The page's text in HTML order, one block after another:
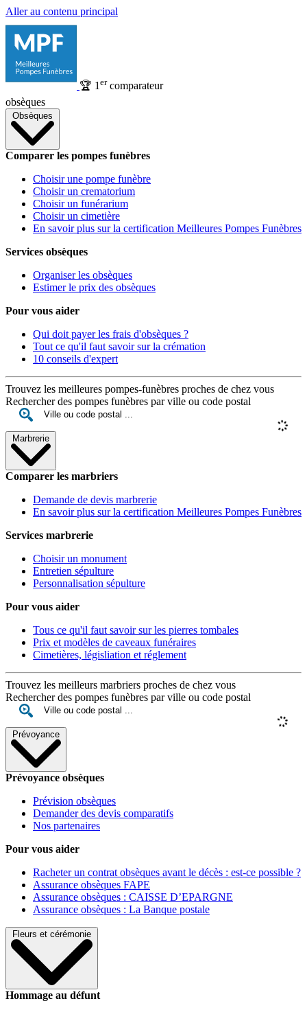
Aller au contenu principal
🏆 1 ercomparateur
obsèques
Obsèques
Comparer les pompes funèbres
Choisir une pompe funèbre
Choisir un crematorium
Choisir un funérarium
Choisir un cimetière
En savoir plus sur la certification Meilleures Pompes Funèbres
Services obsèques
Organiser les obsèques
Estimer le prix des obsèques
Pour vous aider
Qui doit payer les frais d'obsèques ?
Tout ce qu'il faut savoir sur la crémation
10 conseils d'expert
Trouvez les meilleures pompes-funèbres proches de chez vous
Rechercher des pompes funèbres par ville ou code postal
Marbrerie
Comparer les marbriers
Demande de devis marbrerie
En savoir plus sur la certification Meilleures Pompes Funèbres
Services marbrerie
Choisir un monument
Entretien sépulture
Personnalisation sépulture
Pour vous aider
Tous ce qu'il faut savoir sur les pierres tombales
Prix et modèles de caveaux funéraires
Cimetières, législiation et réglement
Trouvez les meilleurs marbriers proches de chez vous
Rechercher des pompes funèbres par ville ou code postal
Prévoyance
Prévoyance obsèques
Prévision obsèques
Demander des devis comparatifs
Nos partenaires
Pour vous aider
Racheter un contrat obsèques avant le décès : est-ce possible ?
Assurance obsèques FAPE
Assurance obsèques : CAISSE D’EPARGNE
Assurance obsèques : La Banque postale
Fleurs et cérémonie
Hommage au défunt